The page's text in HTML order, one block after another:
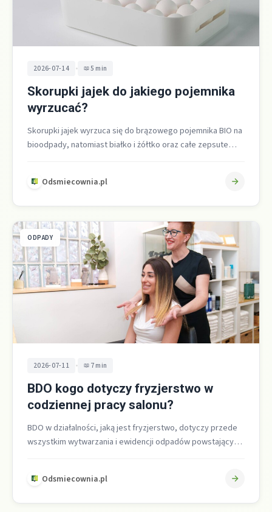
2026-07-14 • 5 min
Skorupki jajek do jakiego pojemnika
wyrzucać?
Skorupki jajek wyrzuca się do brązowego pojemnika BIO na
bioodpady, natomiast białko i żółtko oraz całe zepsute
Odsmiecownia.pl
ODPADY
2026-07-11 • 7 min
BDO kogo dotyczy fryzjerstwo w
codziennej pracy salonu?
BDO w działalności, jaką jest fryzjerstwo, dotyczy przede
wszystkim wytwarzania i ewidencji odpadów powstających
Odsmiecownia.pl